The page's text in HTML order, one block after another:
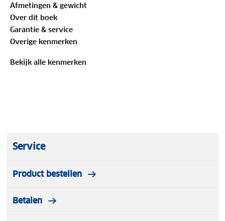
detailkaarten. De kaart is prettig leesbaar en
overzichtelijk dankzij de heldere cartografie op
schaal 1:25.000. Daarmee is dit de ideale wandel- en
fietskaart voor een kort of lang verblijf in deze
regio.
Afmetingen & gewicht
Over dit boek
Garantie & service
Overige kenmerken
Bekijk alle kenmerken
Service
Product bestellen
Betalen